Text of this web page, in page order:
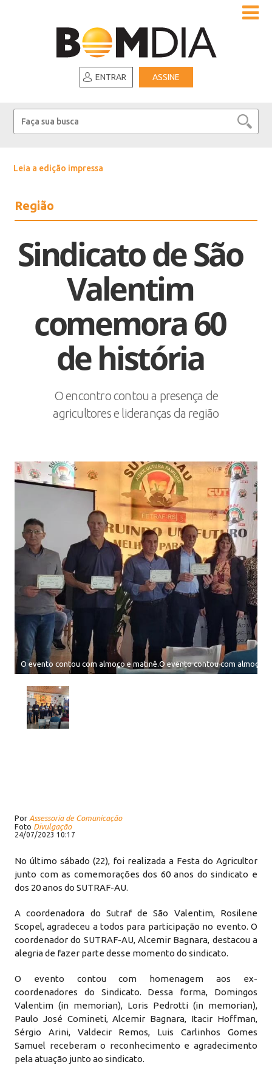
ENTRAR ASSINE
Leia a edição impressa
Região
Sindicato de São
Valentim
comemora 60
de história
O encontro contou a presença de
agricultores e lideranças da região
O evento contou com almoço e matinê.O evento contou com almoço e
Por Assessoria de Comunicação
Foto Divulgação
24/07/2023 10:17
No último sábado (22), foi realizada a Festa do Agricultor
junto com as comemorações dos 60 anos do sindicato e
dos 20 anos do SUTRAF-AU.
A coordenadora do Sutraf de São Valentim, Rosilene
Scopel, agradeceu a todos para participação no evento. O
coordenador do SUTRAF-AU, Alcemir Bagnara, destacou a
alegria de fazer parte desse momento do sindicato.
O evento contou com homenagem aos ex-
coordenadores do Sindicato. Dessa forma, Domingos
Valentim (in memorian), Loris Pedrotti (in memorian),
Paulo José Comineti, Alcemir Bagnara, Itacir Hoffman,
Sérgio Arini, Valdecir Remos, Luis Carlinhos Gomes
Samuel receberam o reconhecimento e agradecimento
pela atuação junto ao sindicato.